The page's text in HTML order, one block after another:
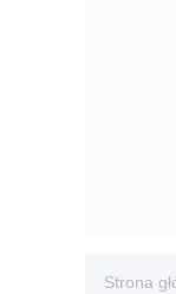
Strona